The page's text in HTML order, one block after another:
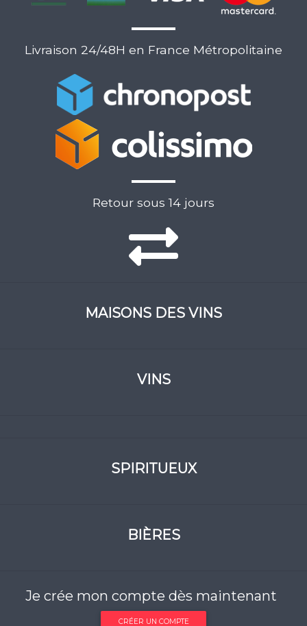
Livraison 24/48H en France Métropolitaine
Retour sous 14 jours
MAISONS DES VINS
VINS
SPIRITUEUX
BIÈRES
Je crée mon compte dès maintenant
CRÉER UN COMPTE